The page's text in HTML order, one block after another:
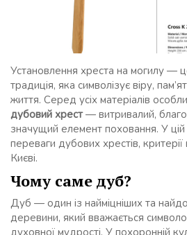
Установлення хреста на могилу —
традиція, яка символізує віру,
життя. Серед усіх матеріалів
дубовий хрест— витривалий,
значущий елемент поховання. У цій
переваги дубових хрестів,
Києві.
Чому саме дуб?
Дуб — один із найміцніших та
деревини, який вважається